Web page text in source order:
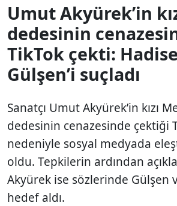
Umut Akyürek’in
dedesinin
TikTok çekti:
Gülşen’i suçladı
Sanatçı Umut Akyürek’in kızı
dedesinin cenazesinde çektiği
nedeniyle sosyal medyada
oldu. Tepkilerin ardından
Akyürek ise sözlerinde Gülşen
hedef aldı.